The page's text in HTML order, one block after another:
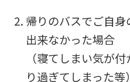
帰りのバスでご自
出来なかった場合
（寝てしまい気が
り過ぎてしまった等）